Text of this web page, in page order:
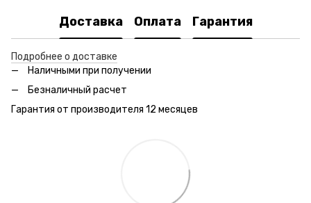
Доставка Оплата Гарантия
Подробнее о доставке
Наличными при получении
Безналичный расчет
Гарантия от производителя 12 месяцев